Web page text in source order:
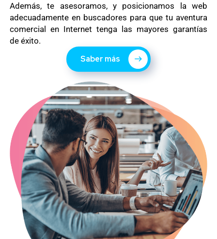
Además, te asesoramos, y posicionamos la web
adecuadamente en buscadores para que tu aventura
comercial en Internet tenga las mayores garantías
de éxito.
Saber más